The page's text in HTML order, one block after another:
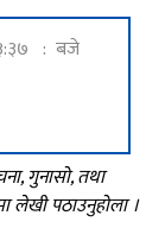
: बजे
गुनासो, तथा
लेखी पठाउनुहोला ।